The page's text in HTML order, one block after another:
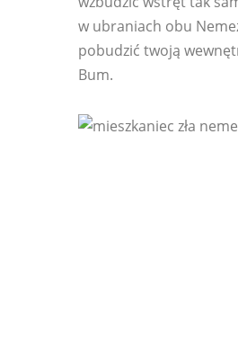
w ubraniach obu
pobudzić twoją
Bum.